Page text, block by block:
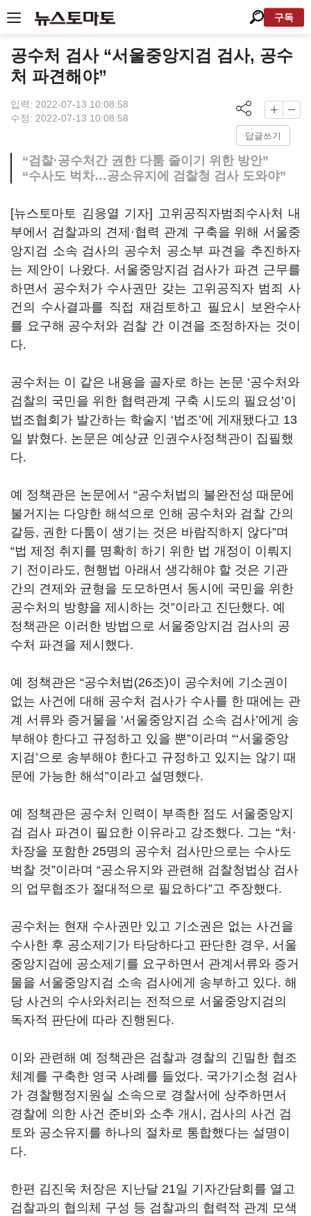
구독
공수처 검사 “서울중앙지검 검사, 공수
처 파견해야”
입력: 2022-07-13 10:08:58
수정: 2022-07-13 10:08:58
답글쓰기
“검찰·공수처간 권한 다툼 줄이기 위한 방안”
“수사도 벅차…공소유지에 검찰청 검사 도와야”
[뉴스토마토 김응열 기자] 고위공직자범죄수사처 내
부에서 검찰과의 견제·협력 관계 구축을 위해 서울중
앙지검 소속 검사의 공수처 공소부 파견을 추진하자
는 제안이 나왔다. 서울중앙지검 검사가 파견 근무를
하면서 공수처가 수사권만 갖는 고위공직자 범죄 사
건의 수사결과를 직접 재검토하고 필요시 보완수사
를 요구해 공수처와 검찰 간 이견을 조정하자는 것이
다.
공수처는 이 같은 내용을 골자로 하는 논문 ‘공수처와
검찰의 국민을 위한 협력관계 구축 시도의 필요성’이
법조협회가 발간하는 학술지 ‘법조’에 게재됐다고 13
일 밝혔다. 논문은 예상균 인권수사정책관이 집필했
다.
예 정책관은 논문에서 “공수처법의 불완전성 때문에
불거지는 다양한 해석으로 인해 공수처와 검찰 간의
갈등, 권한 다툼이 생기는 것은 바람직하지 않다”며
“법 제정 취지를 명확히 하기 위한 법 개정이 이뤄지
기 전이라도, 현행법 아래서 생각해야 할 것은 기관
간의 견제와 균형을 도모하면서 동시에 국민을 위한
공수처의 방향을 제시하는 것”이라고 진단했다. 예
정책관은 이러한 방법으로 서울중앙지검 검사의 공
수처 파견을 제시했다.
예 정책관은 “공수처법(26조)이 공수처에 기소권이
없는 사건에 대해 공수처 검사가 수사를 한 때에는 관
계 서류와 증거물을 ‘서울중앙지검 소속 검사’에게 송
부해야 한다고 규정하고 있을 뿐”이라며 “‘서울중앙
지검’으로 송부해야 한다고 규정하고 있지는 않기 때
문에 가능한 해석”이라고 설명했다.
예 정책관은 공수처 인력이 부족한 점도 서울중앙지
검 검사 파견이 필요한 이유라고 강조했다. 그는 “처·
차장을 포함한 25명의 공수처 검사만으로는 수사도
벅찰 것”이라며 “공소유지와 관련해 검찰청법상 검사
의 업무협조가 절대적으로 필요하다”고 주장했다.
공수처는 현재 수사권만 있고 기소권은 없는 사건을
수사한 후 공소제기가 타당하다고 판단한 경우, 서울
중앙지검에 공소제기를 요구하면서 관계서류와 증거
물을 서울중앙지검 소속 검사에게 송부하고 있다. 해
당 사건의 수사와처리는 전적으로 서울중앙지검의
독자적 판단에 따라 진행된다.
이와 관련해 예 정책관은 검찰과 경찰의 긴밀한 협조
체계를 구축한 영국 사례를 들었다. 국가기소청 검사
가 경찰행정지원실 소속으로 경찰서에 상주하면서
경찰에 의한 사건 준비와 소추 개시, 검사의 사건 검
토와 공소유지를 하나의 절차로 통합했다는 설명이
다.
한편 김진욱 처장은 지난달 21일 기자간담회를 열고
검찰과의 협의체 구성 등 검찰과의 협력적 관계 모색